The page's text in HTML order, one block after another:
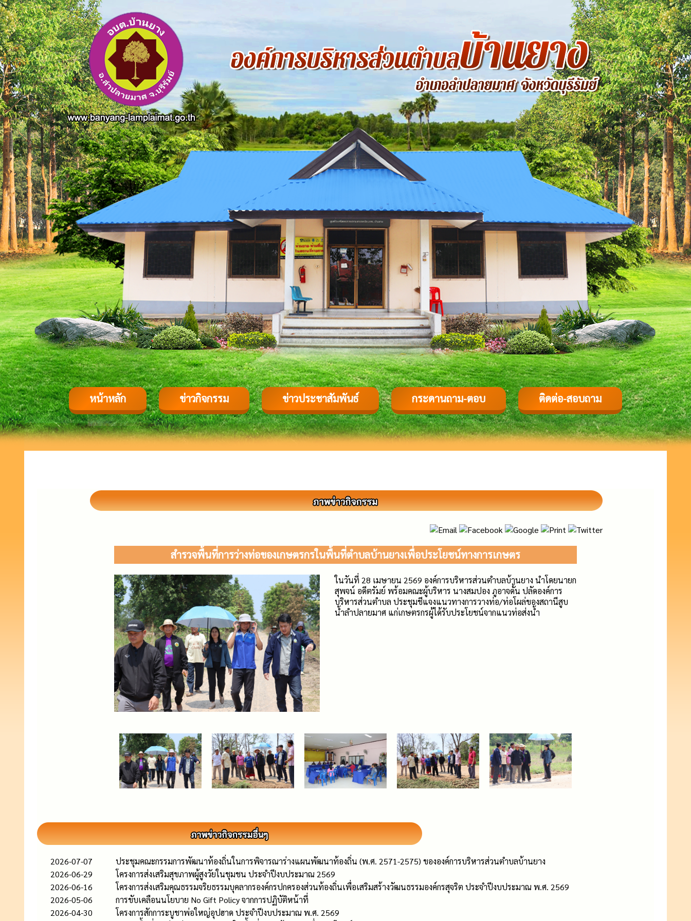
หน้าหลัก ข่าวกิจกรรม ข่าวประชาสัมพันธ์ กระดานถาม-ตอบ ติดต่อ-สอบถาม
สำรวจพื้นที่การว่างท่อของเกษตรกรในพื้นที่ตำบลบ้านยางเพื่อประโยชน์ทางการเกษตร
ในวันที่ 28 เมษายน 2569 องค์การบริหารส่วนตำบลบ้านยาง นำโดยนายก
สุพจน์ อดีตรัมย์ พร้อมคณะผู้บริหาร นางสมปอง ภูอาจดั้น ปลัดองค์การ
บริหารส่วนตำบล ประชุมชีแจงแนวทางการวางท่อ/ท่อโผล่ของสถานีสูบ
น้ำลำปลายมาศ แก่เกษตรกรผู้ได้รับประโยชน์จากแนวท่อส่งน้ำ
2026-07-07
ประชุมคณะกรรมการพัฒนาท้องถิ่นในการพิจารณาร่างแผนพัฒนาท้องถิ่น (พ.ศ. 2571-2575) ขององค์การบริหารส่วนตำบลบ้านยาง
2026-06-29
โครงการส่งเสริมสุขภาพผู้สูงวัยในชุมชน ประจำปีงบประมาณ 2569
2026-06-16
โครงการส่งเสริมคุณธรรมจริยธรรมบุคลากรองค์กรปกครองส่วนท้องถิ่นเพื่อเสริมสร้างวัฒนธรรมองค์กรสุจริต ประจำปีงบประมาณ พ.ศ. 2569
2026-05-06
การขับเคลือนนโยบาย No Gift Policy จากการปฏิบัติหน้าที่
2026-04-30
โครงการสักการะบูชาพ่อใหญ่อุปฮาด ประจำปีงบประมาณ พ.ศ. 2569